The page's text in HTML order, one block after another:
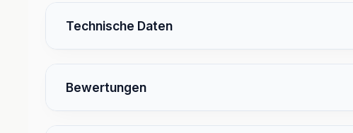
Technische Daten
Bewertungen